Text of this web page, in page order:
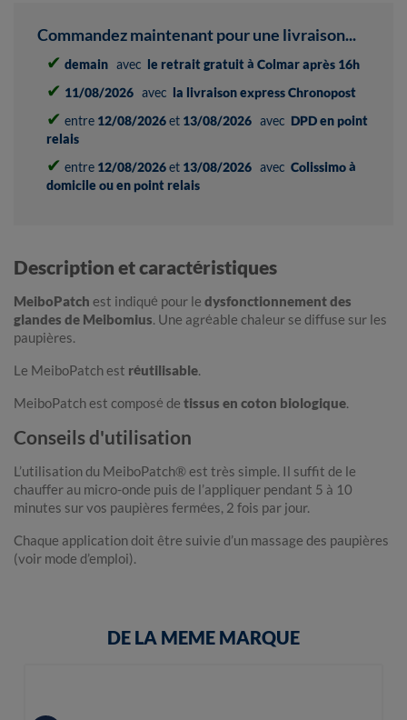
Commandez maintenant pour une livraison...
✔ demain avec le retrait gratuit à Colmar après 16h
✔ 11/08/2026 avec la livraison express Chronopost
✔ entre 12/08/2026et 13/08/2026 avec DPD en point
relais
✔ entre 12/08/2026et 13/08/2026 avec Colissimo à
domicile ou en point relais
Description et caractéristiques
MeiboPatch est indiqué pour le dysfonctionnement des
glandes de Meibomius. Une agréable chaleur se diffuse sur les
paupières.
Le MeiboPatch est réutilisable.
MeiboPatch est composé de tissus en coton biologique.
Conseils d'utilisation
L’utilisation du MeiboPatch® est très simple. Il suffit de le
chauffer au micro-onde puis de l’appliquer pendant 5 à 10
minutes sur vos paupières fermées, 2 fois par jour.
Chaque application doit être suivie d’un massage des paupières
(voir mode d’emploi).
DE LA MEME MARQUE